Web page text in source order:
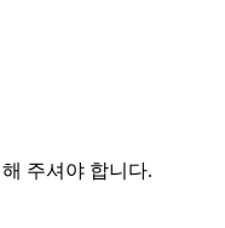
주셔야 합니다.